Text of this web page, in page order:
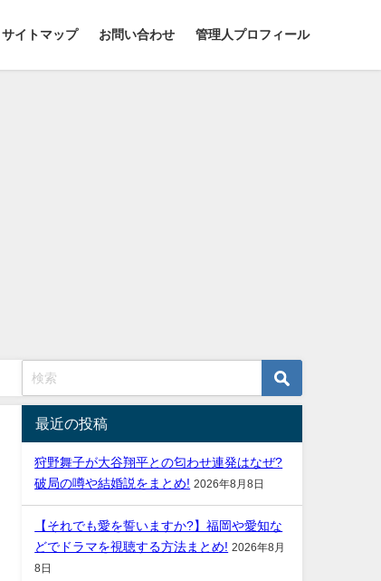
サイトマップ お問い合わせ 管理人プロフィール
最近の投稿
狩野舞子が大谷翔平との匂わせ連発はなぜ?
破局の噂や結婚説をまとめ! 2026年8月8日
【それでも愛を誓いますか?】福岡や愛知な
どでドラマを視聴する方法まとめ! 2026年8月
8日